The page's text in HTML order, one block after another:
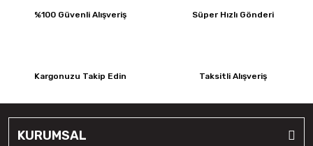
%100 Güvenli Alışveriş Süper Hızlı Gönderi
Kargonuzu Takip Edin Taksitli Alışveriş
KURUMSAL